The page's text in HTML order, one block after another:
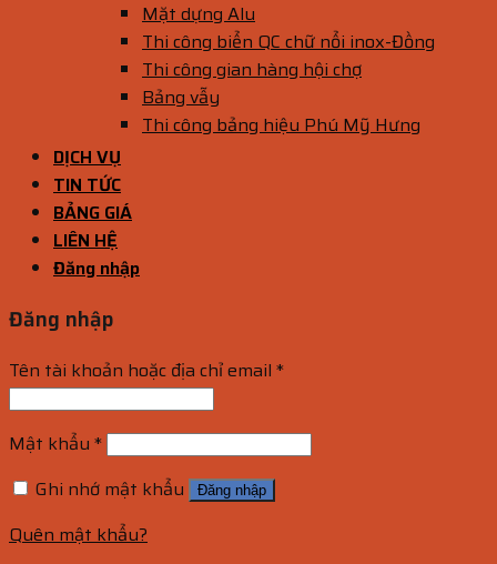
Mặt dựng Alu
Thi công biển QC chữ nổi inox-Đồng
Thi công gian hàng hội chợ
Bảng vẫy
Thi công bảng hiệu Phú Mỹ Hưng
DỊCH VỤ
TIN TỨC
BẢNG GIÁ
LIÊN HỆ
Đăng nhập
Đăng nhập
Tên tài khoản hoặc địa chỉ email *
Mật khẩu *
Ghi nhớ mật khẩu
Đăng nhập
Quên mật khẩu?